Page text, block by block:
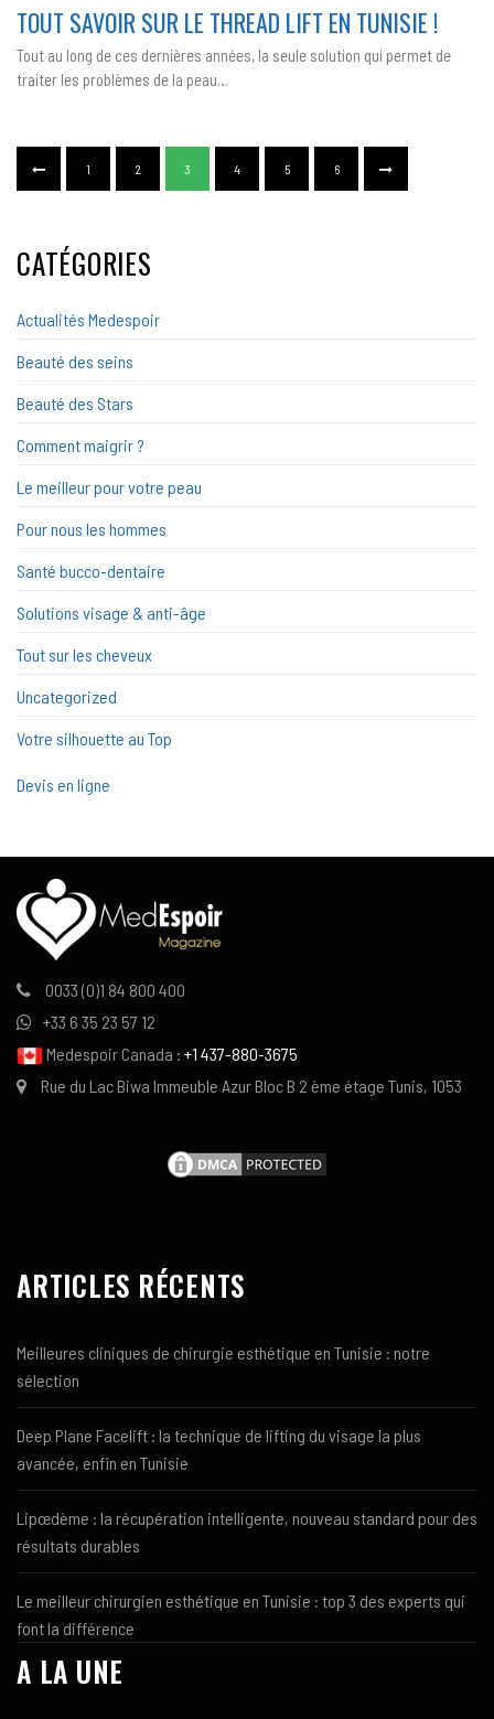
SUR
LE
LIFT
TOUT SAVOIR SUR LE THREAD LIFT EN TUNISIE !
Tout au long de ces dernières années, la seule solution qui permet de
traiter les problèmes de la peau…
1 2 3 4 5 6
CATÉGORIES
Actualités Medespoir
Beauté des seins
Beauté des Stars
Comment maigrir ?
Le meilleur pour votre peau
Pour nous les hommes
Santé bucco-dentaire
Solutions visage & anti-âge
Tout sur les cheveux
Uncategorized
Votre silhouette au Top
Devis en ligne
0033 (0)1 84 800 400
+33 6 35 23 57 12
Medespoir Canada : +1 437-880-3675
Rue du Lac Biwa Immeuble Azur Bloc B 2 ème étage Tunis, 1053
ARTICLES RÉCENTS
Meilleures cliniques de chirurgie esthétique en Tunisie : notre
sélection
Deep Plane Facelift : la technique de lifting du visage la plus
avancée, enfin en Tunisie
Lipœdème : la récupération intelligente, nouveau standard pour des
résultats durables
Le meilleur chirurgien esthétique en Tunisie : top 3 des experts qui
font la différence
A LA UNE